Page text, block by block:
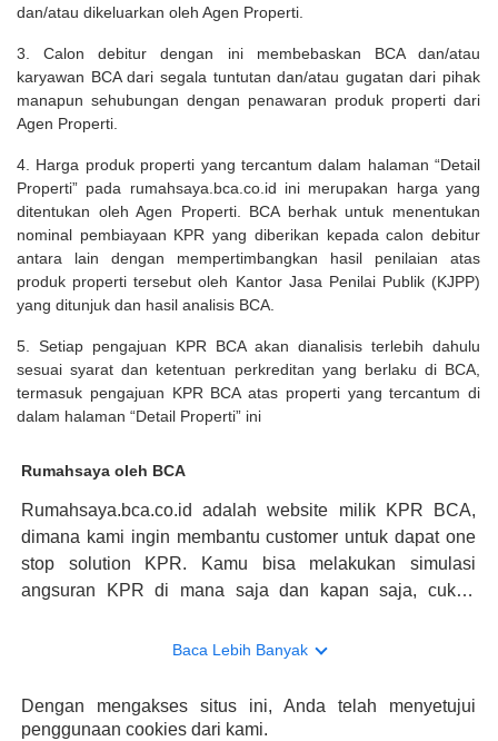
dan/atau dikeluarkan oleh Agen Properti.
3. Calon debitur dengan ini membebaskan BCA dan/atau
karyawan BCA dari segala tuntutan dan/atau gugatan dari pihak
manapun sehubungan dengan penawaran produk properti dari
Agen Properti.
4. Harga produk properti yang tercantum dalam halaman “Detail
Properti” pada rumahsaya.bca.co.id ini merupakan harga yang
ditentukan oleh Agen Properti. BCA berhak untuk menentukan
nominal pembiayaan KPR yang diberikan kepada calon debitur
antara lain dengan mempertimbangkan hasil penilaian atas
produk properti tersebut oleh Kantor Jasa Penilai Publik (KJPP)
yang ditunjuk dan hasil analisis BCA.
5. Setiap pengajuan KPR BCA akan dianalisis terlebih dahulu
sesuai syarat dan ketentuan perkreditan yang berlaku di BCA,
termasuk pengajuan KPR BCA atas properti yang tercantum di
dalam halaman “Detail Properti” ini
Rumahsaya oleh BCA
Rumahsaya.bca.co.id adalah website milik KPR BCA,
dimana kami ingin membantu customer untuk dapat one
stop solution KPR. Kamu bisa melakukan simulasi
angsuran KPR di mana saja dan kapan saja, cukup
konsultasi mengenai KPR, maka ada layanan live chat
memberikan keuntungan yang berlipat, persyaratan
pengajuan KPR BCA juga sangat mudah, kamu bisa cek
Baca Lebih Banyak
Dengan mengakses situs ini, Anda telah menyetujui
penggunaan cookies dari kami.